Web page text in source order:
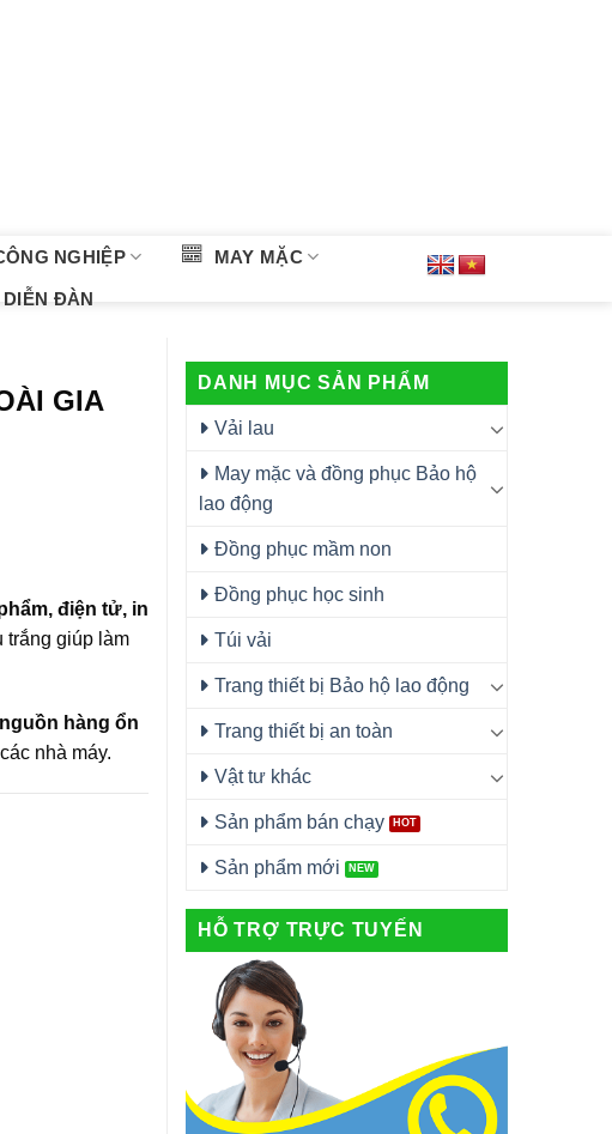
NGHIỆP MAY MẶC
DIỄN ĐÀN
GIA
điện tử, in
trắng giúp làm
nguồn hàng ổn
nhà máy.
DANH MỤC SẢN PHẨM
Vải lau
May mặc và đồng phục Bảo hộ
lao động
Đồng phục mầm non
Đồng phục học sinh
Túi vải
Trang thiết bị Bảo hộ lao động
Trang thiết bị an toàn
Vật tư khác
Sản phẩm bán chạy
Sản phẩm mới
HỖ TRỢ TRỰC TUYẾN